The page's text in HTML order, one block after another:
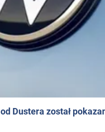
Dustera został